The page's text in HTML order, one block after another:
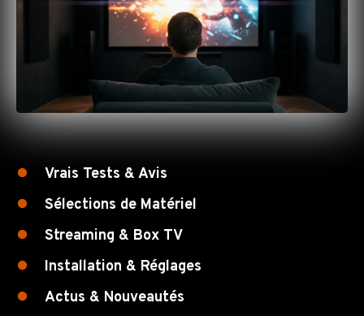
Vrais Tests & Avis
Sélections de Matériel
Streaming & Box TV
Installation & Réglages
Actus & Nouveautés